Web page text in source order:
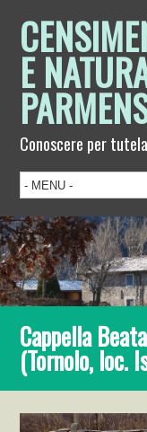
E
Conoscere per
Cappella
(Tornolo, loc.